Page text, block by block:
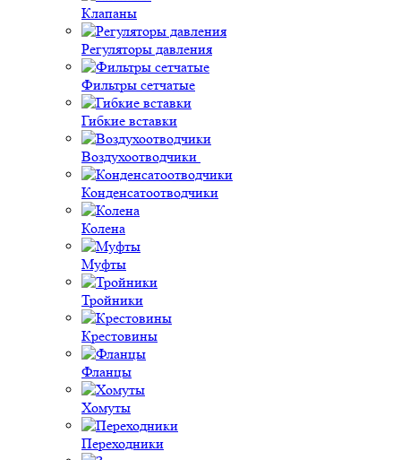
Клапаны
Регуляторы давления
Фильтры сетчатые
Гибкие вставки
Воздухоотводчики
Конденсатоотводчики
Колена
Муфты
Тройники
Крестовины
Фланцы
Хомуты
Переходники